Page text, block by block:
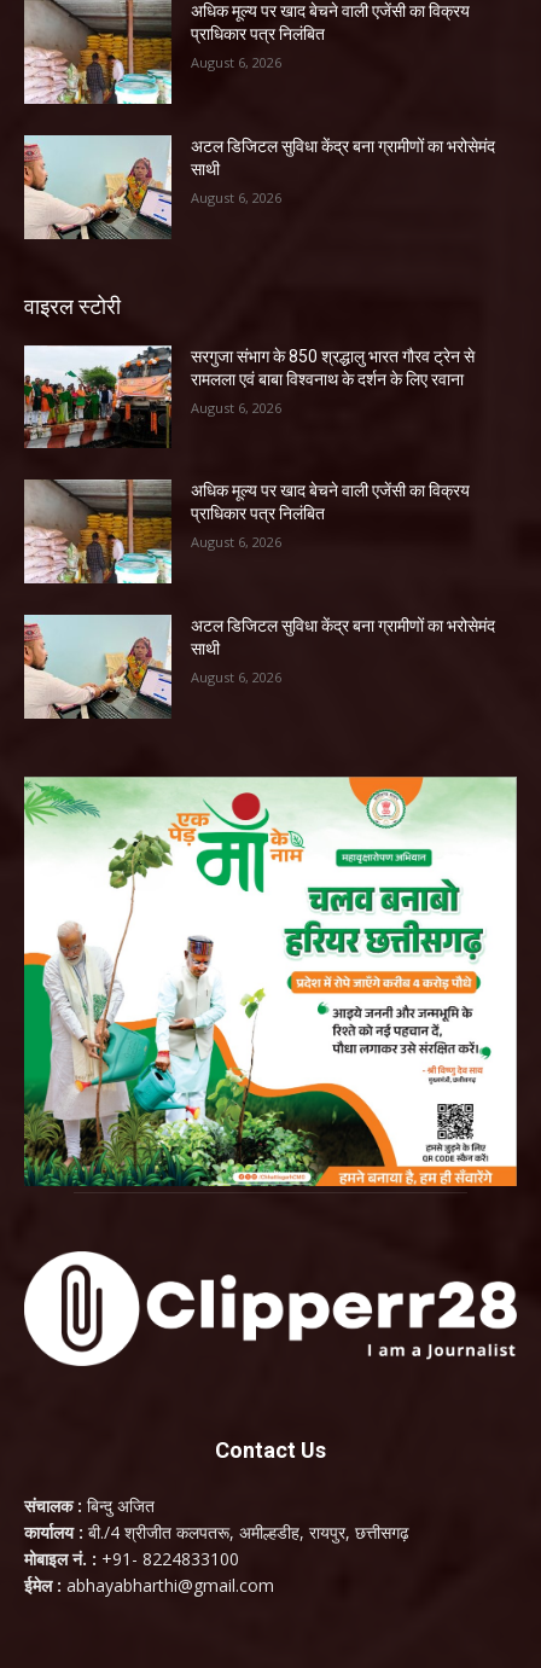
अधिक मूल्य पर खाद बेचने वाली एजेंसी का विक्रय
प्राधिकार पत्र निलंबित
August 6, 2026
अटल डिजिटल सुविधा केंद्र बना ग्रामीणों का भरोसेमंद
साथी
August 6, 2026
वाइरल स्टोरी
सरगुजा संभाग के 850 श्रद्धालु भारत गौरव ट्रेन से
रामलला एवं बाबा विश्वनाथ के दर्शन के लिए रवाना
August 6, 2026
अधिक मूल्य पर खाद बेचने वाली एजेंसी का विक्रय
प्राधिकार पत्र निलंबित
August 6, 2026
अटल डिजिटल सुविधा केंद्र बना ग्रामीणों का भरोसेमंद
साथी
August 6, 2026
Contact Us
संचालक : बिन्दु अजित
कार्यालय : बी./4 श्रीजीत कलपतरू, अमील्हडीह, रायपुर, छत्तीसगढ़
मोबाइल नं. : +91- 8224833100
ईमेल : abhayabharthi@gmail.com